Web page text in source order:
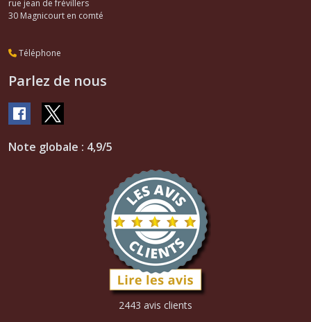
rue jean de frévillers
30 Magnicourt en comté
Téléphone
Parlez de nous
Note globale : 4,9/5
2443 avis clients